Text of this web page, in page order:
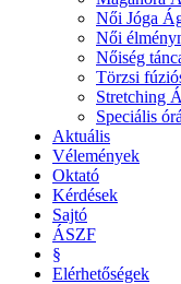
Női Jóga
Női
Nőiség
Törzsi
Stretching
Speciális
Aktuális
Vélemények
Oktató
Kérdések
Sajtó
ÁSZF
§
Elérhetőségek